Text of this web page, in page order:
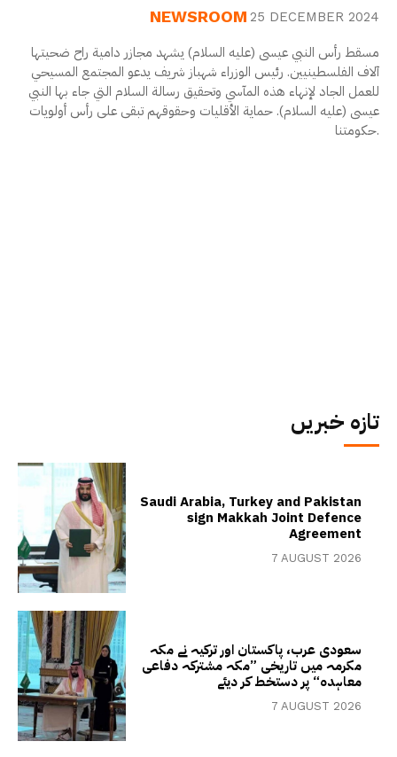
NEWSROOM 25 DECEMBER 2024
مسقط رأس النبي عيسى (عليه السلام) يشهد مجازر دامية راح ضحيتها
آلاف الفلسطينيين. رئيس الوزراء شهباز شريف يدعو المجتمع المسيحي
للعمل الجاد لإنهاء هذه المآسي وتحقيق رسالة السلام التي جاء بها النبي
عيسى (عليه السلام). حماية الأقليات وحقوقهم تبقى على رأس أولويات
حكومتنا.
تازہ خبریں
Saudi Arabia, Turkey and Pakistan
sign Makkah Joint Defence
Agreement
7 AUGUST 2026
سعودی عرب، پاکستان اور ترکیہ نے مکہ
مکرمہ میں تاریخی ”مکہ مشترکہ دفاعی
معاہدہ“ پر دستخط کر دیئے
7 AUGUST 2026